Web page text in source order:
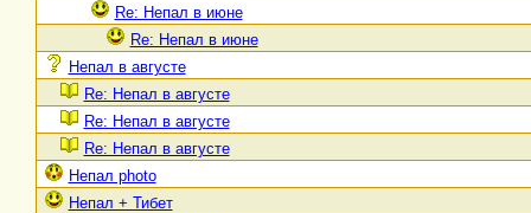
Re: Непал в июне
Re: Непал в июне
Непал в августе
Re: Непал в августе
Re: Непал в августе
Re: Непал в августе
Непал photo
Непал + Тибет